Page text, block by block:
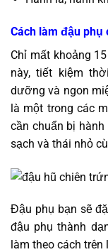
Cách làm đậu
Chỉ mất khoảng
này, tiết kiệm
dưỡng và ngon
là một trong các
cần chuẩn bị
sạch và thái nhỏ
Đậu phụ bạn sẽ
đậu phụ thành
làm theo cách